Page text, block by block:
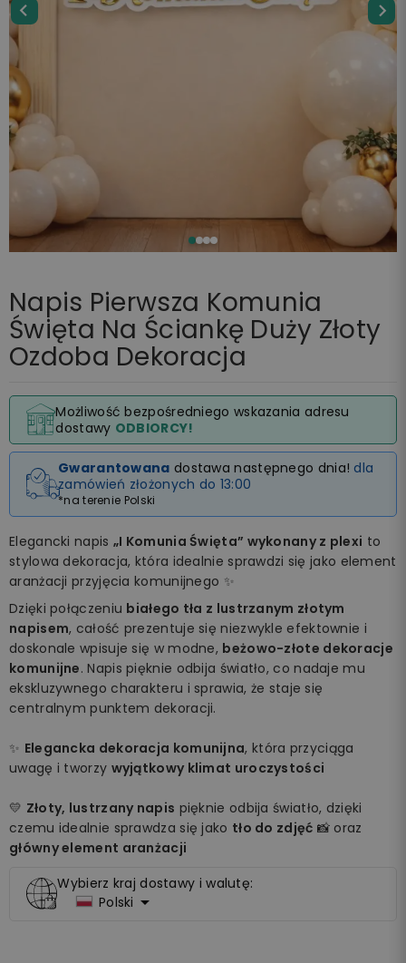
Napis Pierwsza Komunia
Święta Na Ściankę Duży Złoty
Ozdoba Dekoracja
Możliwość bezpośredniego wskazania adresu
dostawy ODBIORCY!
Gwarantowana dostawa następnego dnia! dla
zamówień złożonych do 13:00
*na terenie Polski
Elegancki napis „I Komunia Święta” wykonany z plexi to
stylowa dekoracja, która idealnie sprawdzi się jako element
aranżacji przyjęcia komunijnego ✨
Dzięki połączeniu białego tła z lustrzanym złotym
napisem, całość prezentuje się niezwykle efektownie i
doskonale wpisuje się w modne, beżowo-złote dekoracje
komunijne. Napis pięknie odbija światło, co nadaje mu
ekskluzywnego charakteru i sprawia, że staje się
centralnym punktem dekoracji.
✨ Elegancka dekoracja komunijna, która przyciąga
uwagę i tworzy wyjątkowy klimat uroczystości
💛 Złoty, lustrzany napis pięknie odbija światło, dzięki
czemu idealnie sprawdza się jako tło do zdjęć 📸 oraz
główny element aranżacji
Wybierz kraj dostawy i walutę:
Polski 